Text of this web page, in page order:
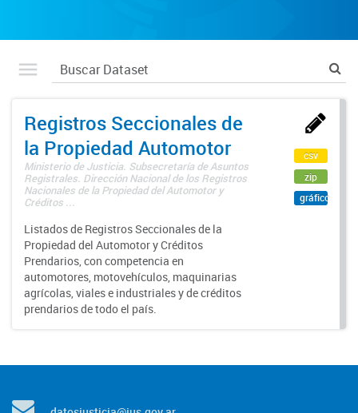
Registros Seccionales de
la Propiedad Automotor
Ministerio de Justicia. Subsecretaría de Asuntos
Registrales. Dirección Nacional de los Registros
Nacionales de la Propiedad del Automotor y
Créditos ...
Listados de Registros Seccionales de la
Propiedad del Automotor y Créditos
Prendarios, con competencia en
automotores, motovehículos, maquinarias
agrícolas, viales e industriales y de créditos
prendarios de todo el país.
csv
zip
gráfico